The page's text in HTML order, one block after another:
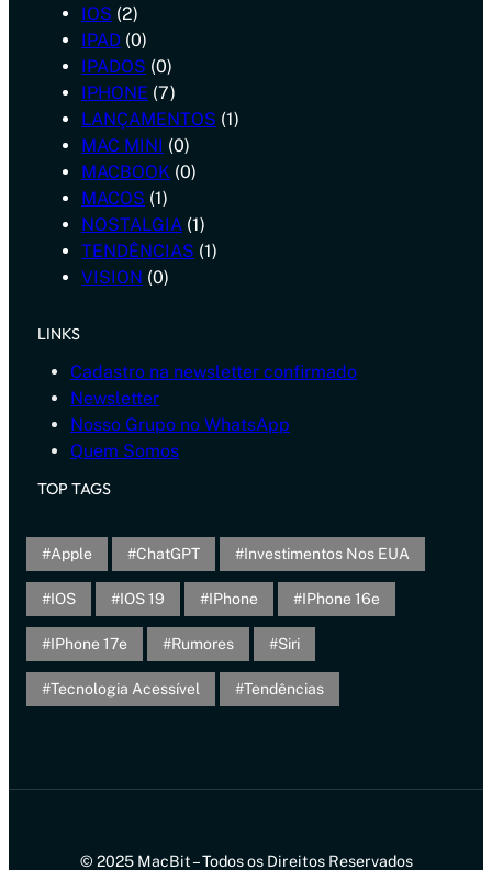
IOS (2)
IPAD (0)
IPADOS (0)
IPHONE (7)
LANÇAMENTOS (1)
MAC MINI (0)
MACBOOK (0)
MACOS (1)
NOSTALGIA (1)
TENDÊNCIAS (1)
VISION (0)
LINKS
Cadastro na newsletter confirmado
Newsletter
Nosso Grupo no WhatsApp
Quem Somos
TOP TAGS
Apple ChatGPT Investimentos Nos EUA
IOS IOS 19 IPhone IPhone 16e
IPhone 17e Rumores Siri
Tecnologia Acessível Tendências
© 2025 MacBit – Todos os Direitos Reservados